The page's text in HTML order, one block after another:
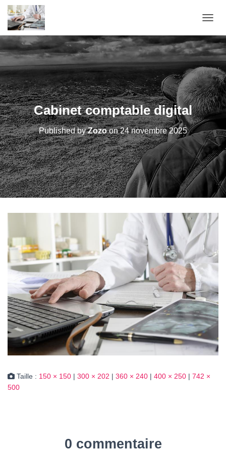
Cabinet comptable digital
Published byZozoon24 novembre 2025
Taille : 150 × 150 | 300 × 202 | 360 × 240 | 400 × 250 | 742 ×
500
0 commentaire